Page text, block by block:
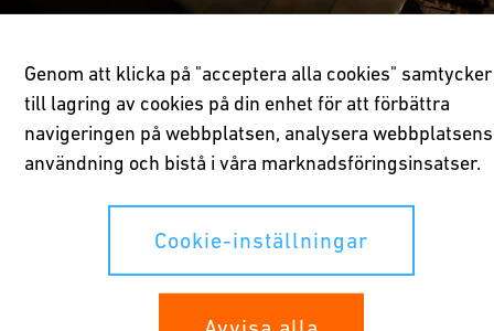
Genom att klicka på "acceptera alla cookies"
till lagring av cookies på din enhet för att förbättra
navigeringen på webbplatsen, analysera webbplatsens
användning och bistå i våra marknadsföringsinsatser.
Cookie-inställningar